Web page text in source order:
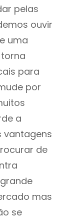
pelas
ouvir
uma
para
por
a
vantagens
de
mas
se